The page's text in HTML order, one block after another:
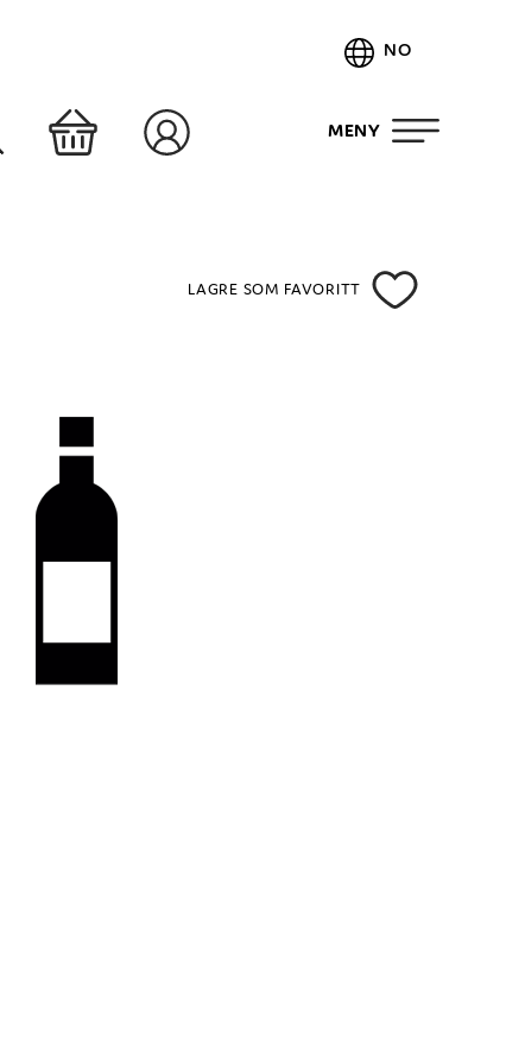
MENY
NO
LAGRE SOM FAVORITT